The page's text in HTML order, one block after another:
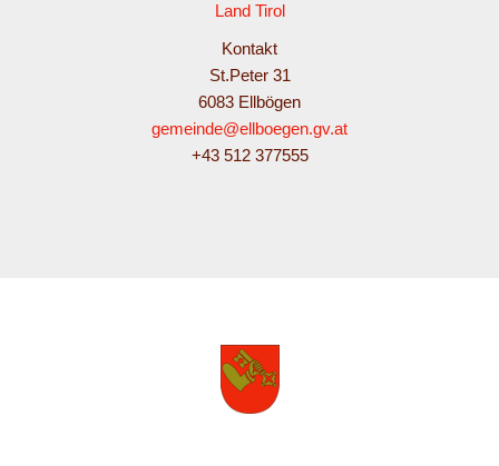
Land Tirol
Kontakt
St.Peter 31
6083 Ellbögen
gemeinde@ellboegen.gv.at
+43 512 377555